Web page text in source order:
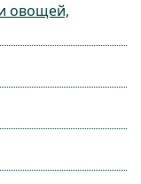
овощей,